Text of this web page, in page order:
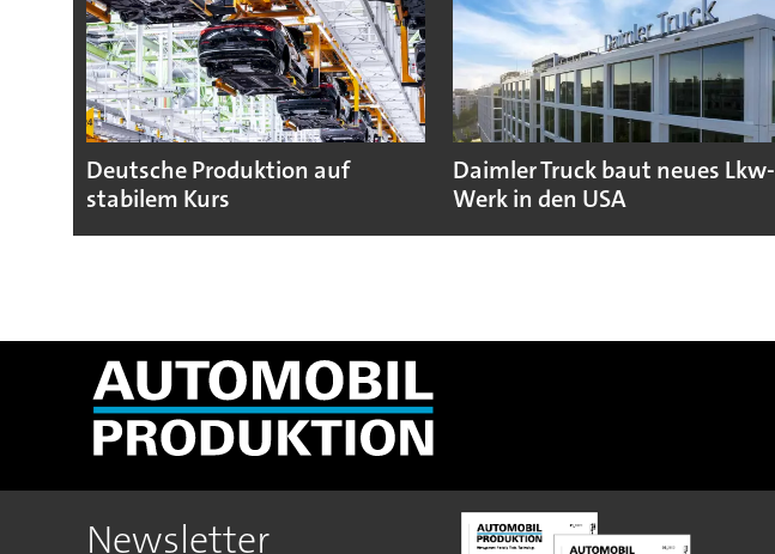
Deutsche Produktion auf
stabilem Kurs
Daimler Truck baut neues Lkw-
Werk in den USA
Newsletter